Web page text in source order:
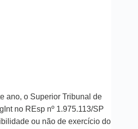
ano, o Superior Tribunal de
no REsp nº 1.975.113/SP
ou não de exercício do